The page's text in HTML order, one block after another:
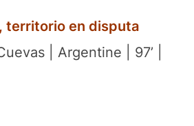
territorio en disputa
| Argentine | 97’ |